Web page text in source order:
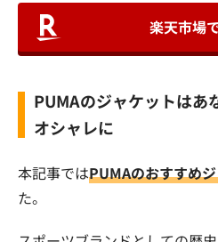
楽天市場
PUMAのジャケットはあ
オシャレに
本記事ではPUMAのおすすめ
た。